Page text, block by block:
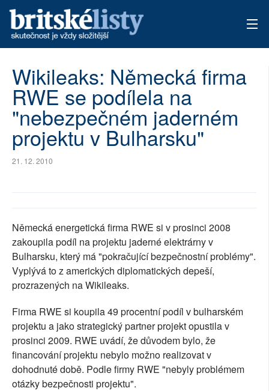
ARCHIV
TÉMATA
AUTOŘI
Wikileaks: Německá firma
RWE se podílela na
"nebezpečném jaderném
projektu v Bulharsku"
21. 12. 2010
Německá energetická firma RWE si v prosinci 2008
zakoupila podíl na projektu jaderné elektrárny v
Bulharsku, který má "pokračující bezpečnostní problémy".
Vyplývá to z amerických diplomatických depeší,
prozrazených na Wikileaks.
Firma RWE si koupila 49 procentní podíl v bulharském
projektu a jako strategický partner projekt opustila v
prosinci 2009. RWE uvádí, že důvodem bylo, že
financování projektu nebylo možno realizovat v
dohodnuté době. Podle firmy RWE "nebyly problémem
otázky bezpečnosti projektu".